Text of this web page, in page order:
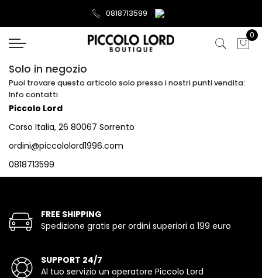
0818713599
0
Solo in negozio
Puoi trovare questo articolo solo presso i nostri punti vendita:
Info contatti
Piccolo Lord
Corso Italia, 26 80067 Sorrento
ordini@piccololord1996.com
0818713599
FREE SHIPPING
Spedizione gratis per ordini superiori a 199 euro
SUPPORT 24/7
Al tuo servizio un operatore Piccolo Lord